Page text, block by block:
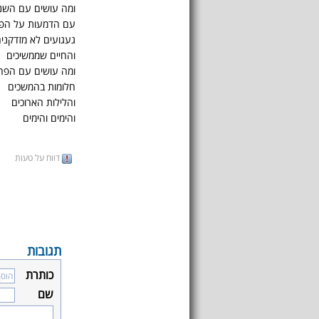
ומה עושים עם
עם הדמעות על
געגועים לא
והחיים שממשיכים
ומה עושים עם
חלומות בהמשכים
והלילות הארוכים
והימים והימים
דווח על טעות
תגובות
כותרת
שם